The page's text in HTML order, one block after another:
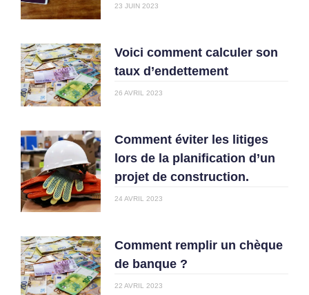
23 JUIN 2023
Voici comment calculer son
taux d’endettement
26 AVRIL 2023
Comment éviter les litiges
lors de la planification d’un
projet de construction.
24 AVRIL 2023
Comment remplir un chèque
de banque ?
22 AVRIL 2023